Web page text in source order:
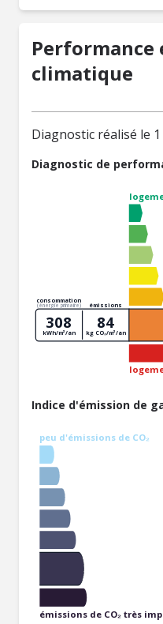
climatique
Diagnostic réalisé le
Diagnostic de
consommation
(énergie primaire) émissions
308
kWh/m²/an
84
kg CO₂/m²/an
Indice d'émission de
peu d'émissions de CO₂
émissions de CO₂ très